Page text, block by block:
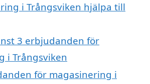
i Trångsviken hjälpa till
3 erbjudanden för
i Trångsviken
för magasinering i